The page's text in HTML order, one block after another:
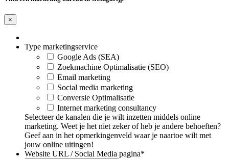
×
Type marketingservice
Google Ads (SEA)
Zoekmachine Optimalisatie (SEO)
Email marketing
Social media marketing
Conversie Optimalisatie
Internet marketing consultancy
Selecteer de kanalen die je wilt inzetten middels online
marketing. Weet je het niet zeker of heb je andere behoeften?
Geef aan in het opmerkingenveld waar je naartoe wilt met
jouw online uitingen!
Website URL / Social Media pagina*